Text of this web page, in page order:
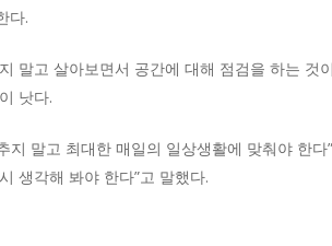
다.
말고 살아보면서 공간에 대해 점검을 하는 것
낫다.
말고 최대한 매일의 일상생활에 맞춰야 한
생각해 봐야 한다”고 말했다.